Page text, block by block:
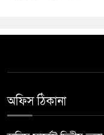
অফিস ঠিকানা